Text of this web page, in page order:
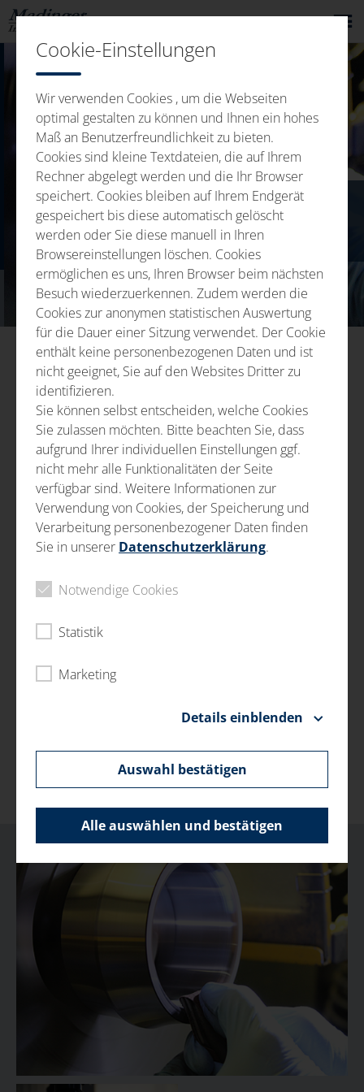
DODATOČNÁ OPRAVA
DIELOV (REWORK)
POSKYTOVANIE SLUŽIEB V
Vizuálna skúška
Kontrola rozmerov
Dodatočná oprava dielov (rework)
Vieme, že kvalita je vašou najvyššou prioritou a vaše
obrobky sú na 100% v norme. Ak norme neočakávane
nezodpovedajú , môžete sa spoľahnúť na náš rework.
spĺňali vaše požiadavky. Môžu tak zotrvať naďalej
zabezpečené v plnom rozsahu.
V oblasti dodatočného obrábania ponúkame širokú
škálu služieb: leštenie a brúsenie, zaobľovanie hrán
a odhrotovanie (odstaňovanie výronkov) a ďalšie
flexovanie).
Všetky služby v zmysle dodatočného obrábania
Cookie-Einstellungen
Wir verwenden Cookies , um die Webseiten
optimal gestalten zu können und Ihnen ein hohes
Maß an Benutzerfreundlichkeit zu bieten.
Cookies sind kleine Textdateien, die auf Ihrem
Rechner abgelegt werden und die Ihr Browser
speichert. Cookies bleiben auf Ihrem Endgerät
gespeichert bis diese automatisch gelöscht
werden oder Sie diese manuell in Ihren
Browsereinstellungen löschen. Cookies
ermöglichen es uns, Ihren Browser beim nächsten
Besuch wiederzuerkennen. Zudem werden die
Cookies zur anonymen statistischen Auswertung
für die Dauer einer Sitzung verwendet. Der Cookie
enthält keine personenbezogenen Daten und ist
nicht geeignet, Sie auf den Websites Dritter zu
identifizieren.
Sie können selbst entscheiden, welche Cookies
Sie zulassen möchten. Bitte beachten Sie, dass
aufgrund Ihrer individuellen Einstellungen ggf.
nicht mehr alle Funktionalitäten der Seite
verfügbar sind. Weitere Informationen zur
Verwendung von Cookies, der Speicherung und
Verarbeitung personenbezogener Daten finden
Sie in unserer Datenschutzerklärung.
Notwendige Cookies
Statistik
Marketing
Details einblenden
Auswahl bestätigen
Alle auswählen und bestätigen